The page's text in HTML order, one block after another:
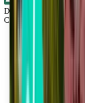
Direkt
Cincinnati CVG